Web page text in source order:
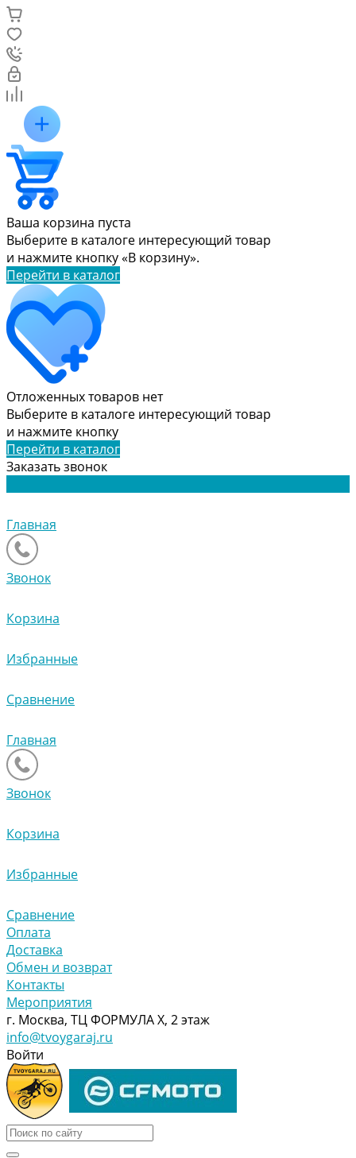
Ваша корзина пуста
Выберите в каталоге интересующий товар
и нажмите кнопку «В корзину».
Перейти в каталог
Отложенных товаров нет
Выберите в каталоге интересующий товар
и нажмите кнопку
Перейти в каталог
Заказать звонок
Главная
Звонок
Корзина
Избранные
Сравнение
Главная
Звонок
Корзина
Избранные
Сравнение
Оплата
Доставка
Обмен и возврат
Контакты
Мероприятия
г. Москва, ТЦ ФОРМУЛА Х, 2 этаж
info@tvoygaraj.ru
Войти